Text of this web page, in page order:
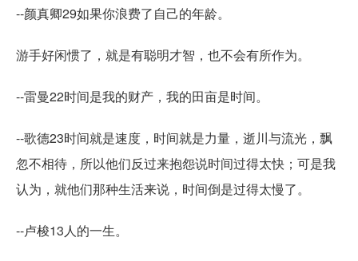
--颜真卿29如果你浪费了自己的年龄。
游手好闲惯了，就是有聪明才智，也不会有所作为。
--雷曼22时间是我的财产，我的田亩是时间。
--歌德23时间就是速度，时间就是力量，逝川与流光，飘
忽不相待，所以他们反过来抱怨说时间过得太快；可是我
认为，就他们那种生活来说，时间倒是过得太慢了。
--卢梭13人的一生。